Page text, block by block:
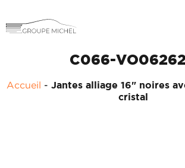
C066-
Accueil - Jantes alliage 16" noires
cristal